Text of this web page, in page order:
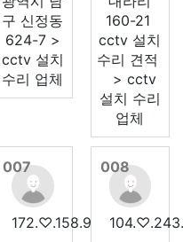
구 신정동
624-7 >
cctv 설치
수리 업체
160-21
cctv 설치
수리 견적
> cctv
설치 수리
업체
007
172.♡.158.90
008